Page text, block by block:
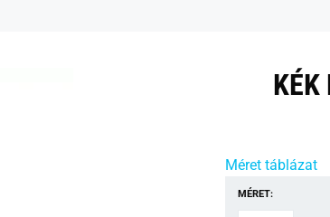
KÉK
Méret táblázat
MÉRET: